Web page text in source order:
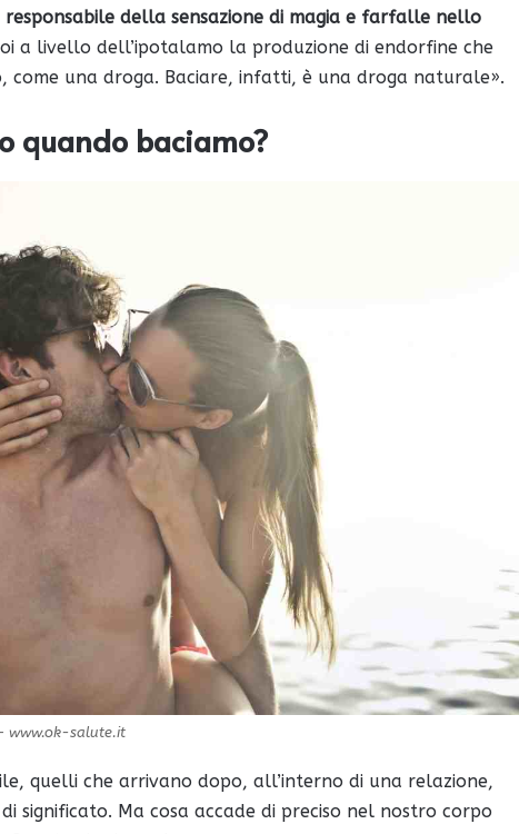
responsabile della sensazione di magia e farfalle nello
a livello dell’ipotalamo la produzione di endorfine che
come una droga. Baciare, infatti, è una droga naturale».
quando baciamo?
www.ok-salute.it
quelli che arrivano dopo, all’interno di una relazione,
significato. Ma cosa accade di preciso nel nostro corpo